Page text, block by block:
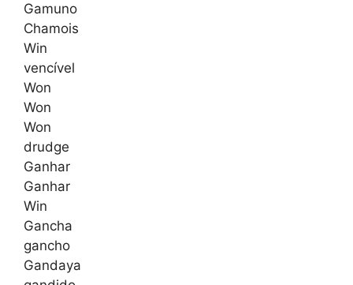
Gamuno
Chamois
Win
vencível
Won
Won
Won
drudge
Ganhar
Ganhar
Win
Gancha
gancho
Gandaya